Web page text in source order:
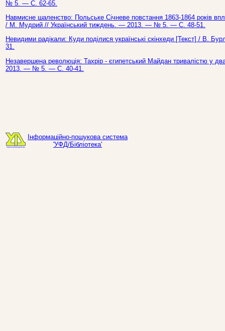
№ 5. — С. 62-65.
Навмисне шаленство: Польське Січневе повстання 1863-1864 років
/ М. Мудрий // Український тиждень. — 2013. — № 5. — С. 48-51.
Невидими радікали: Куди поділися українські скінхеди [Текст] /
31.
Незавершена революція: Тахрір - єгипетський Майдан тривалістю у
2013. — № 5. — С. 40-41.
Інформаційно-пошукова система
'УФД/Бібліотека'